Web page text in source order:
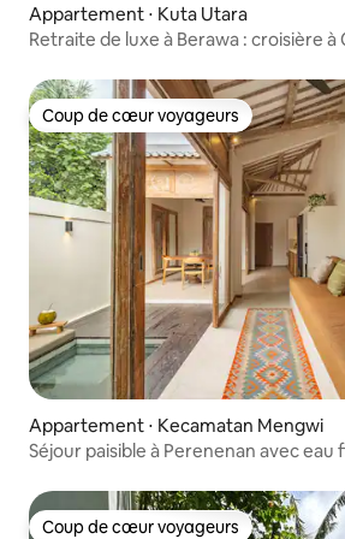
Appartement ⋅ Kuta Utara
Retraite de luxe à Berawa : croisière à
Coup de cœur voyageurs
Coup de cœur voyageurs
Appartement ⋅ Kecamatan Mengwi
Séjour paisible à Perenenan avec eau
Coup de cœur voyageurs